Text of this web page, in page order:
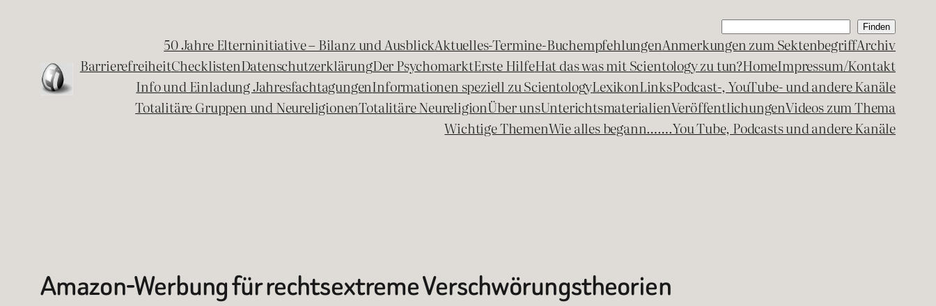
Suchen Finden
50 Jahre Elterninitiative – Bilanz und AusblickAktuelles-Termine-BuchempfehlungenAnmerkungen zum SektenbegriffArchiv
BarrierefreiheitChecklistenDatenschutzerklärungDer PsychomarktErste HilfeHat das was mit Scientology zu tun?HomeImpressum/Kontakt
Info und Einladung JahresfachtagungenInformationen speziell zu ScientologyLexikonLinksPodcast-, YouTube- und andere Kanäle
Totalitäre Gruppen und NeureligionenTotalitäre NeureligionÜber unsUnterichtsmaterialienVeröffentlichungenVideos zum Thema
Wichtige ThemenWie alles begann…….You Tube, Podcasts und andere Kanäle
Amazon-Werbung für rechtsextreme Verschwörungstheorien